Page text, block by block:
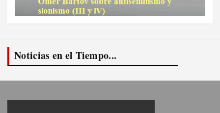
Noticias en el Tiempo...